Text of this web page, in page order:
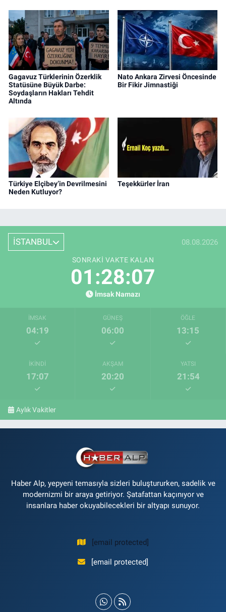
Gagavuz Türklerinin Özerklik
Statüsüne Büyük Darbe:
Soydaşların Hakları Tehdit
Altında
Nato Ankara Zirvesi Öncesinde
Bir Fikir Jimnastiği
Türkiye Elçibey’in Devrilmesini
Neden Kutluyor?
Teşekkürler İran
İSTANBUL 08.08.2026
SONRAKI VAKTE KALAN
01:28:06
İmsak Namazı
İMSAK
04:19
GÜNEŞ
06:00
ÖĞLE
13:15
İKINDI
17:07
AKŞAM
20:20
YATSI
21:54
Aylık Vakitler
Haber Alp, yepyeni temasıyla sizleri buluştururken, sadelik ve
modernizmi bir araya getiriyor. Şatafattan kaçınıyor ve
insanlara haber okuyabilecekleri bir altyapı sunuyor.
[email protected]
[email protected]